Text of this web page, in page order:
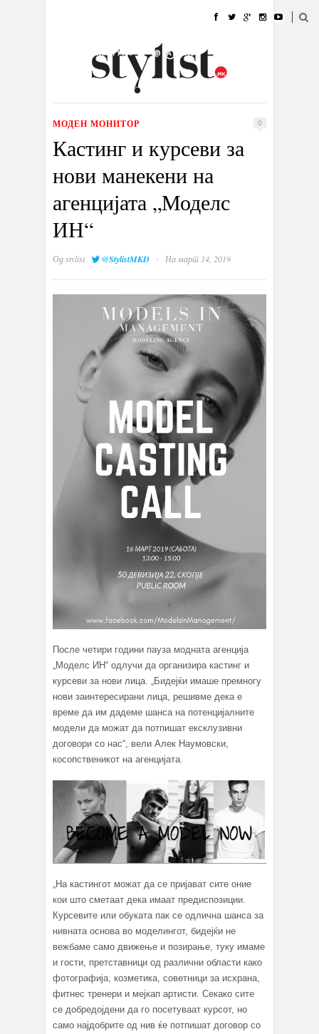
УБАВИНА
КУЛТУРА @РАБОТА
ИЗЛОГ
МОДЕН МОНИТОР 0
Кастинг и курсеви за
нови манекени на
агенцијата „Моделс
ИН“
Одstylist @StylistMKD · На март 14, 2019
После четири години пауза модната агенција
„Моделс ИН“ одлучи да организира кастинг и
курсеви за нови лица. „Бидејќи имаше премногу
нови заинтересирани лица, решивме дека е
време да им дадеме шанса на потенцијалните
модели да можат да потпишат ексклузивни
договори со нас“, вели Алек Наумовски,
косопственикот на агенцијата.
„На кастингот можат да се пријават сите оние
кои што сметаат дека имаат предиспозиции.
Курсевите или обуката пак се одлична шанса за
нивната основа во моделингот, бидејќи не
вежбаме само движење и позирање, туку имаме
и гости, претставници од различни области како
фотографија, козметика, советници за исхрана,
фитнес тренери и мејкап артисти. Секако сите
се добредојдени да го посетуваат курсот, но
само најдобрите од нив ќе потпишат договор со